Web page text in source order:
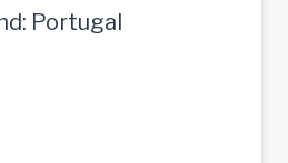
Portugal